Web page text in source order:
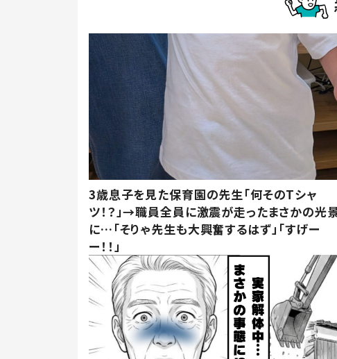
3歳息子を見た保育園の先生「何そのTシャ
ツ！？」→職員全員に激震が走ったまさかの光
に…「そりゃ先生も大興奮するはず」「すげー
ー！！」